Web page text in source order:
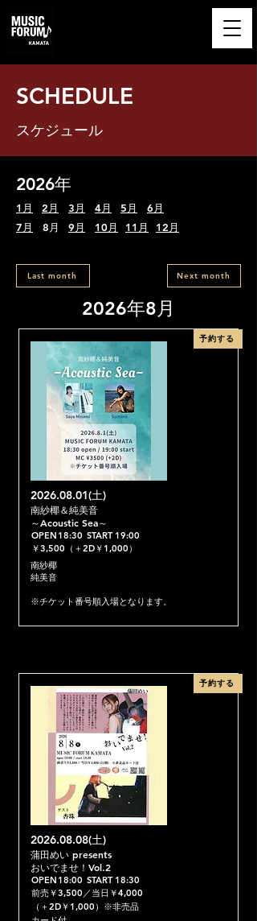
SCHEDULE
スケジュール
2026年
1月 2月 3月 4月 5月
6月
7月
8月 9月 10月 11月 12月
Last month Next month
2026年8月
予約する
2026.08.01(土)
南紗椰＆純美音
～Acoustic Sea～
OPEN 18:30 START 19:00
￥3,500（＋2D￥1,000）
南紗椰
純美音
※チケット番号順入場となります。
予約する
2026.08.08(土)
蒲田めい presents
おいでませ！Vol.2
OPEN 18:00 START 18:30
前売￥3,500／当日￥4,000
（＋2D￥1,000）※非売品